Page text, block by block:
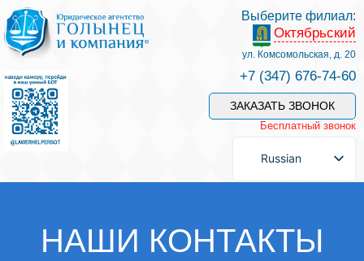
Услуги и наши специалисты
Оплата услуг
Задать вопрос
Выберите филиал:
Октябрьский
ул. Комсомольская, д. 20
+7 (347) 676-74-60
ЗАКАЗАТЬ ЗВОНОК
Бесплатный звонок
Russian
НАШИ КОНТАКТЫ